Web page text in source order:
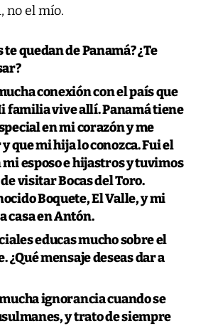
no el mío.
quedan de Panamá? ¿Te
conexión con el país que
familia vive allí. Panamá tiene
en mi corazón y me
que mi hija lo conozca. Fui el
mi esposo e hijastros y tuvimos
visitar Bocas del Toro.
Boquete, El Valle, y mi
casa en Antón.
educas mucho sobre el
¿Qué mensaje deseas dar a
ignorancia cuando se
y trato de siempre